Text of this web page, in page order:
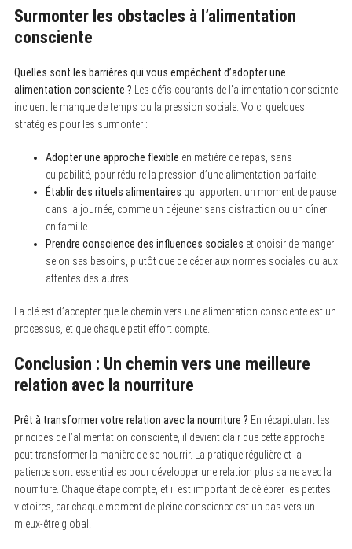
Surmonter les obstacles à l’alimentation
consciente
Quelles sont les barrières qui vous empêchent d’adopter une
alimentation consciente ? Les défis courants de l’alimentation consciente
incluent le manque de temps ou la pression sociale. Voici quelques
stratégies pour les surmonter :
Adopter une approche flexible en matière de repas, sans
culpabilité, pour réduire la pression d’une alimentation parfaite.
Établir des rituels alimentaires qui apportent un moment de pause
dans la journée, comme un déjeuner sans distraction ou un dîner
en famille.
Prendre conscience des influences sociales et choisir de manger
selon ses besoins, plutôt que de céder aux normes sociales ou aux
attentes des autres.
La clé est d’accepter que le chemin vers une alimentation consciente est un
processus, et que chaque petit effort compte.
Conclusion : Un chemin vers une meilleure
relation avec la nourriture
Prêt à transformer votre relation avec la nourriture ? En récapitulant les
principes de l’alimentation consciente, il devient clair que cette approche
peut transformer la manière de se nourrir. La pratique régulière et la
patience sont essentielles pour développer une relation plus saine avec la
nourriture. Chaque étape compte, et il est important de célébrer les petites
victoires, car chaque moment de pleine conscience est un pas vers un
mieux-être global.